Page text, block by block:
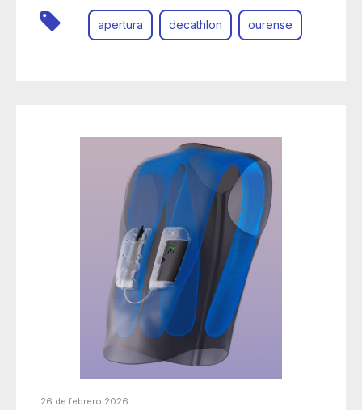
apertura decathlon ourense
26 de febrero 2026